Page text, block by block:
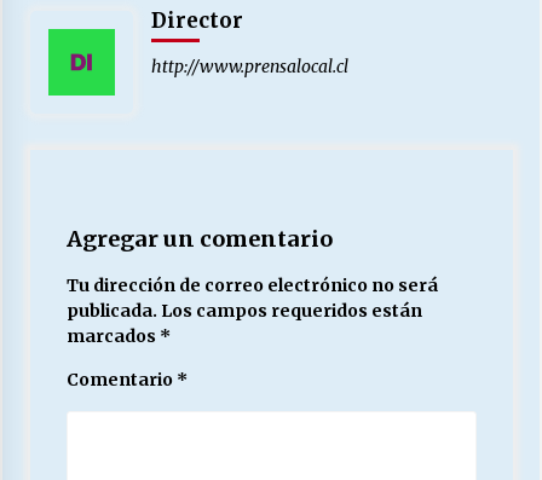
Director
http://www.prensalocal.cl
Agregar un comentario
Tu dirección de correo electrónico no será
publicada. Los campos requeridos están
marcados *
Comentario *